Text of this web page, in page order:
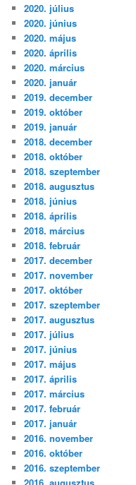
2020. július
2020. június
2020. május
2020. április
2020. március
2020. január
2019. december
2019. október
2019. január
2018. december
2018. október
2018. szeptember
2018. augusztus
2018. június
2018. április
2018. március
2018. február
2017. december
2017. november
2017. október
2017. szeptember
2017. augusztus
2017. július
2017. június
2017. május
2017. április
2017. március
2017. február
2017. január
2016. november
2016. október
2016. szeptember
2016. augusztus